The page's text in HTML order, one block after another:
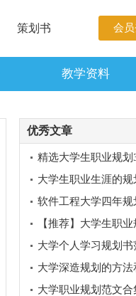
策划书 会
教学资料
优秀文章
精选大学生职业规划
大学生职业生涯的规
软件工程大学四年规
【推荐】大学生职
大学个人学习规划书
大学深造规划的方法
大学职业规划范文合